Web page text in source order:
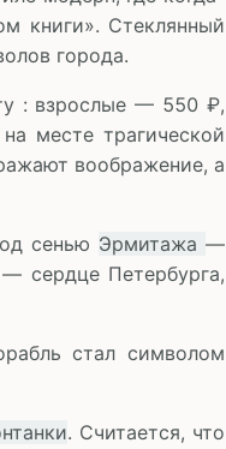
книги». Стеклянный
города.
: взрослые — 550 ₽,
месте трагической
воображение, а
сенью Эрмитажа —
сердце Петербурга,
стал символом
. Считается, что